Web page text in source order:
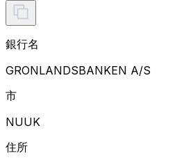
銀行名
GRONLANDSBANKEN A/S
市
NUUK
住所